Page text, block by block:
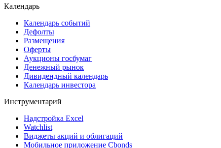
Календарь
Календарь событий
Дефолты
Размещения
Оферты
Аукционы госбумаг
Денежный рынок
Дивидендный календарь
Календарь инвестора
Инструментарий
Надстройка Excel
Watchlist
Виджеты акций и облигаций
Мобильное приложение Cbonds